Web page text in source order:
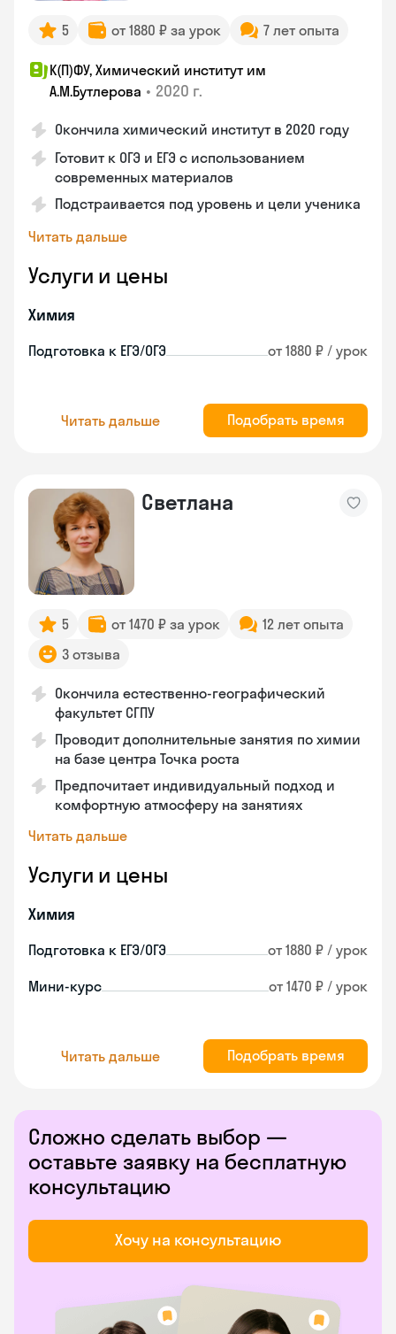
5 от 1880 ₽ за урок 7 лет опыта
К(П)ФУ, Химический институт им
А.М.Бутлерова • 2020 г.
Окончила химический институт в 2020 году
Готовит к ОГЭ и ЕГЭ с использованием
современных материалов
Подстраивается под уровень и цели ученика
Читать дальше
Услуги и цены
Химия
Подготовка к ЕГЭ/ОГЭ от 1880 ₽ / урок
Читать дальше Подобрать время
Светлана
5 от 1470 ₽ за урок
12 лет опыта
3 отзыва
Окончила естественно-географический
факультет СГПУ
Проводит дополнительные занятия по химии
на базе центра Точка роста
Предпочитает индивидуальный подход и
комфортную атмосферу на занятиях
Читать дальше
Услуги и цены
Химия
Подготовка к ЕГЭ/ОГЭ от 1880 ₽ / урок
Мини-курс от 1470 ₽ / урок
Читать дальше Подобрать время
Сложно сделать выбор —
оставьте заявку на бесплатную
консультацию
Хочу на консультацию